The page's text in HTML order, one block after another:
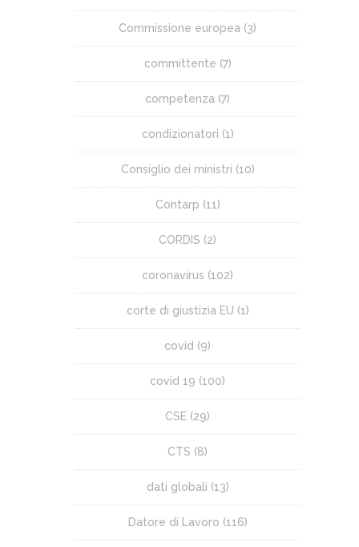
Commissione europea (3)
committente (7)
competenza (7)
condizionatori (1)
Consiglio dei ministri (10)
Contarp (11)
CORDIS (2)
coronavirus (102)
corte di giustizia EU (1)
covid (9)
covid 19 (100)
CSE (29)
CTS (8)
dati globali (13)
Datore di Lavoro (116)